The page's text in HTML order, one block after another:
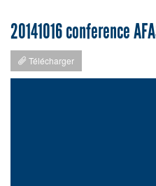
20141016 conference
Télécharger